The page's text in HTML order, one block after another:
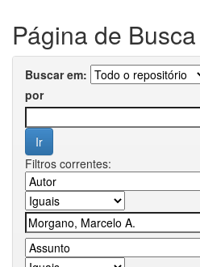
Página de Busca
Buscar em:
por
Filtros correntes: